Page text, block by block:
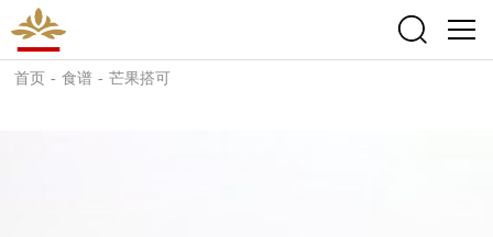
首页 - 食谱 - 芒果搭可